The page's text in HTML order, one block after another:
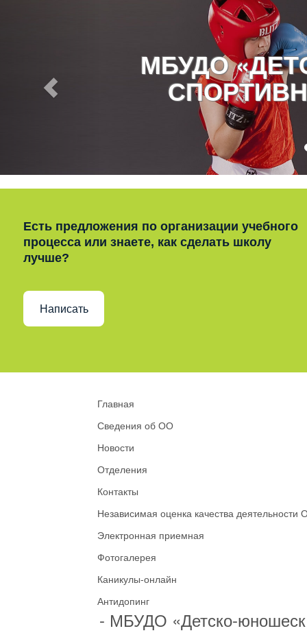
МБУДО
Есть предложения по организации учебного
процесса или знаете, как сделать школу
лучше?
Написать
Главная
Сведения об ОО
Новости
Отделения
Контакты
Независимая оценка качества деятельности
Электронная приемная
Фотогалерея
Каникулы-онлайн
Антидопинг
- МБУДО «Детско-